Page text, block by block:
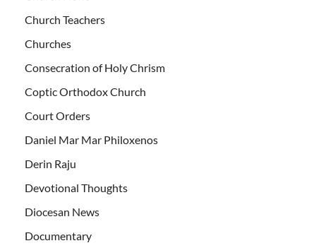
Church Teachers
Churches
Consecration of Holy Chrism
Coptic Orthodox Church
Court Orders
Daniel Mar Mar Philoxenos
Derin Raju
Devotional Thoughts
Diocesan News
Documentary